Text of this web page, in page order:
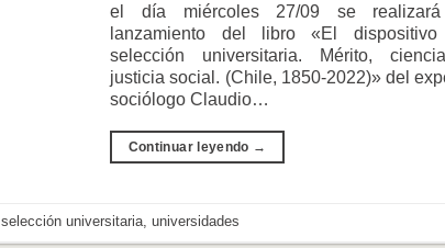
el día miércoles 27/09 se
lanzamiento del libro «El
selección universitaria. Mérito,
justicia social. (Chile, 1850-2022)» del
sociólogo Claudio…
Continuar leyendo →
selección universitaria, universidades